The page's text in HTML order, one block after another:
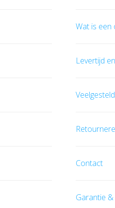
Wat is een
Levertijd
Contact
Garantie